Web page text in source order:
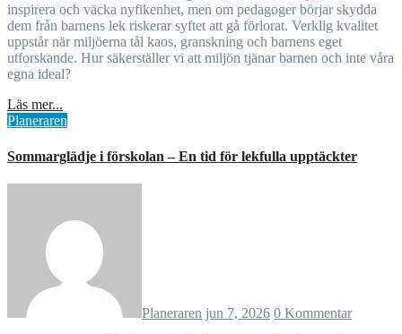
inspirera och väcka nyfikenhet, men om pedagoger börjar skydda
dem från barnens lek riskerar syftet att gå förlorat. Verklig kvalitet
uppstår när miljöerna tål kaos, granskning och barnens eget
utforskande. Hur säkerställer vi att miljön tjänar barnen och inte våra
egna ideal?
Läs mer...
Planeraren
Sommarglädje i förskolan – En tid för lekfulla upptäckter
Planeraren jun 7, 2026 0 Kommentar